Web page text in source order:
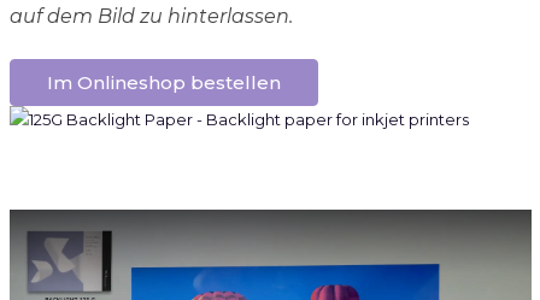
auf dem Bild zu hinterlassen.
Im Onlineshop bestellen